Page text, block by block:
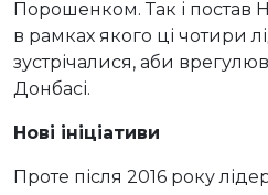
Порошенком. Так і
в рамках якого ці чотири
зустрічалися, аби
Донбасі.
Нові ініціативи
Проте після 2016 року